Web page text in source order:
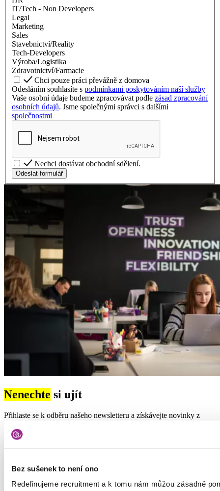
Bez sušenek to není ono
Redefinujeme recruitment a k tomu nám můžou zásadně
IT/Tech - Non Developers
Legal
Marketing
Sales
Stavebnictví/Reality
Tech-Developers
Výroba/Logistika
Zdravotnictví/Farmacie
Chci pouze práci převážně z domova
Odesláním souhlasíte s podmínkami poskytováním naší služby
Vaše osobní údaje budeme zpracovávat podle zásad zpracování
osobních údajů
. Jsme společnými správci s dalšími
společnostmi
Nechci dostávat obchodní sdělení.
Nenechte si ujít
Přihlaste se k odběru našeho newsletteru a získávejte novinky z
Typ
Vaše příjmení